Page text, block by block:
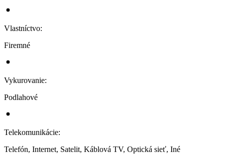
Vlastníctvo:
Firemné
Vykurovanie:
Podlahové
Telekomunikácie:
Telefón, Internet, Satelit, Káblová TV, Optická sieť, Iné